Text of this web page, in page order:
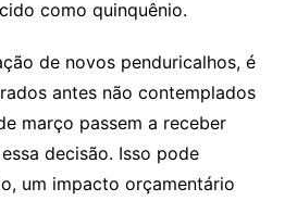
como quinquênio.
de novos penduricalhos, é
antes não contemplados
março passem a receber
decisão. Isso pode
um impacto orçamentário